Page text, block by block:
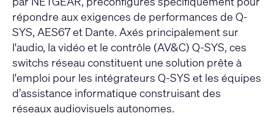
répondre aux exigences de performances de Q-
SYS, AES67 et Dante. Axés principalement sur
l'audio, la vidéo et le contrôle (AV&C) Q-SYS, ces
switchs réseau constituent une solution prête à
l'emploi pour les intégrateurs Q-SYS et les équipes
d’assistance informatique construisant des
réseaux audiovisuels autonomes.